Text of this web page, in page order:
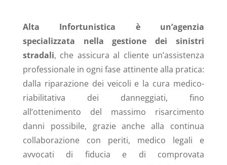
Alta Infortunistica è un’agenzia
specializzata nella gestione dei sinistri
stradali, che assicura al cliente un’assistenza
professionale in ogni fase attinente alla pratica:
dalla riparazione dei veicoli e la cura medico-
riabilitativa dei danneggiati, fino
all’ottenimento del massimo risarcimento
danni possibile, grazie anche alla continua
collaborazione con periti, medico legali e
avvocati di fiducia e di comprovata